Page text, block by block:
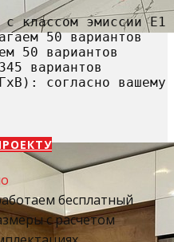
классом эмиссии Е1
50 вариантов
50 вариантов
вариантов
согласно вашему
бесплатный
с расчетом